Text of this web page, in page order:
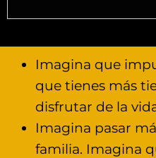
Imagina que
que tienes más
disfrutar de la
Imagina pasar
familia. Imagina